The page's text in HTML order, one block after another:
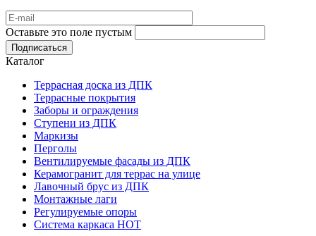
Оставьте это поле пустым
Подписаться
Каталог
Террасная доска из ДПК
Террасные покрытия
Заборы и ограждения
Ступени из ДПК
Маркизы
Перголы
Вентилируемые фасады из ДПК
Керамогранит для террас на улице
Лавочный брус из ДПК
Монтажные лаги
Регулируемые опоры
Система каркаса НОТ